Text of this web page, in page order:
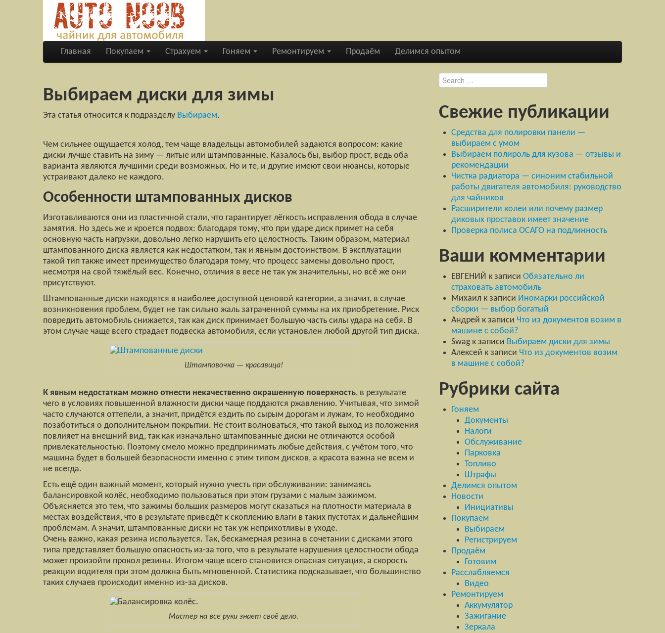
Главная Покупаем Страхуем Гоняем Ремонтируем Продаём Делимся опытом
Выбираем диски для зимы
Эта статья относится к подразделу Выбираем.
Чем сильнее ощущается холод, тем чаще владельцы автомобилей задаются вопросом: какие
диски лучше ставить на зиму — литые или штампованные. Казалось бы, выбор прост, ведь оба
варианта являются лучшими среди возможных. Но и те, и другие имеют свои нюансы, которые
устраивают далеко не каждого.
Особенности штампованных дисков
Изготавливаются они из пластичной стали, что гарантирует лёгкость исправления обода в случае
замятия. Но здесь же и кроется подвох: благодаря тому, что при ударе диск примет на себя
основную часть нагрузки, довольно легко нарушить его целостность. Таким образом, материал
штампованного диска является как недостатком, так и явным достоинством. В эксплуатации
такой тип также имеет преимущество благодаря тому, что процесс замены довольно прост,
несмотря на свой тяжёлый вес. Конечно, отличия в весе не так уж значительны, но всё же они
присутствуют.
Штампованные диски находятся в наиболее доступной ценовой категории, а значит, в случае
возникновения проблем, будет не так сильно жаль затраченной суммы на их приобретение. Риск
повредить автомобиль снижается, так как диск принимает большую часть силы удара на себя. В
этом случае чаще всего страдает подвеска автомобиля, если установлен любой другой тип диска.
Штамповочка — красавица!
К явным недостаткам можно отнести некачественно окрашенную поверхность, в результате
чего в условиях повышенной влажности диски чаще поддаются ржавлению. Учитывая, что зимой
часто случаются оттепели, а значит, придётся ездить по сырым дорогам и лужам, то необходимо
позаботиться о дополнительном покрытии. Не стоит волноваться, что такой выход из положения
повлияет на внешний вид, так как изначально штампованные диски не отличаются особой
привлекательностью. Поэтому смело можно предпринимать любые действия, с учётом того, что
машина будет в большей безопасности именно с этим типом дисков, а красота важна не всем и
не всегда.
Есть ещё один важный момент, который нужно учесть при обслуживании: занимаясь
балансировкой колёс, необходимо пользоваться при этом грузами с малым зажимом.
Объясняется это тем, что зажимы больших размеров могут сказаться на плотности материала в
местах воздействия, что в результате приведёт к скоплению влаги в таких пустотах и дальнейшим
проблемам. А значит, штампованные диски не так уж неприхотливы в уходе.
Очень важно, какая резина используется. Так, бескамерная резина в сочетании с дисками этого
типа представляет большую опасность из-за того, что в результате нарушения целостности обода
может произойти прокол резины. Итогом чаще всего становится опасная ситуация, а скорость
реакции водителя при этом должна быть мгновенной. Статистика подсказывает, что большинство
таких случаев происходит именно из-за дисков.
Мастер на все руки знает своё дело.
Search for:
Свежие публикации
Средства для полировки панели —
выбираем с умом
Выбираем полироль для кузова — отзывы и
рекомендации
Чистка радиатора — синоним стабильной
работы двигателя автомобиля: руководство
для чайников
Расширители колеи или почему размер
диковых проставок имеет значение
Проверка полиса ОСАГО на подлинность
Ваши комментарии
ЕВГЕНИЙ к записи Обязательно ли
страховать автомобиль
Михаил к записи Иномарки российской
сборки — выбор богатый
Андрей к записи Что из документов возим в
машине с собой?
Swagк записи Выбираем диски для зимы
Алексей к записи Что из документов возим
в машине с собой?
Рубрики сайта
Гоняем
Документы
Налоги
Обслуживание
Парковка
Топливо
Штрафы
Делимся опытом
Новости
Инициативы
Покупаем
Выбираем
Регистрируем
Продаём
Готовим
Расслабляемся
Видео
Ремонтируем
Аккумулятор
Зажигание
Зеркала